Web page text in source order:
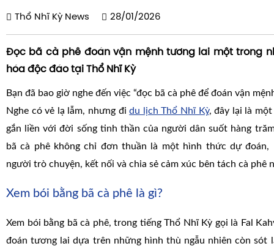
Thổ Nhĩ Kỳ News 28/01/2026
Đọc bã cà phê đoán vận mệnh tương lai một trong
hóa độc đáo tại Thổ Nhĩ Kỳ
Bạn đã bao giờ nghe đến việc “đọc bã cà phê để đoán vận
Nghe có vẻ lạ lẫm, nhưng đidu lịch Thổ Nhĩ Kỳ, đây lại là
gắn liền với đời sống tinh thần của người dân suốt hàng
bã cà phê không chỉ đơn thuần là một hình thức dự đoán,
người trò chuyện, kết nối và chia sẻ cảm xúc bên tách cà phê
Xem bói bằng bã cà phê là gì?
Xem bói bằng bã cà phê, trong tiếng Thổ Nhĩ Kỳ gọi là Fal
đoán tương lai dựa trên những hình thù ngẫu nhiên còn sót